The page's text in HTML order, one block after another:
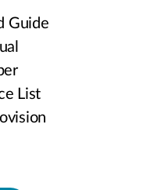
Guide
List